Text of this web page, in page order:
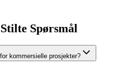
Spørsmål
kommersielle prosjekter?